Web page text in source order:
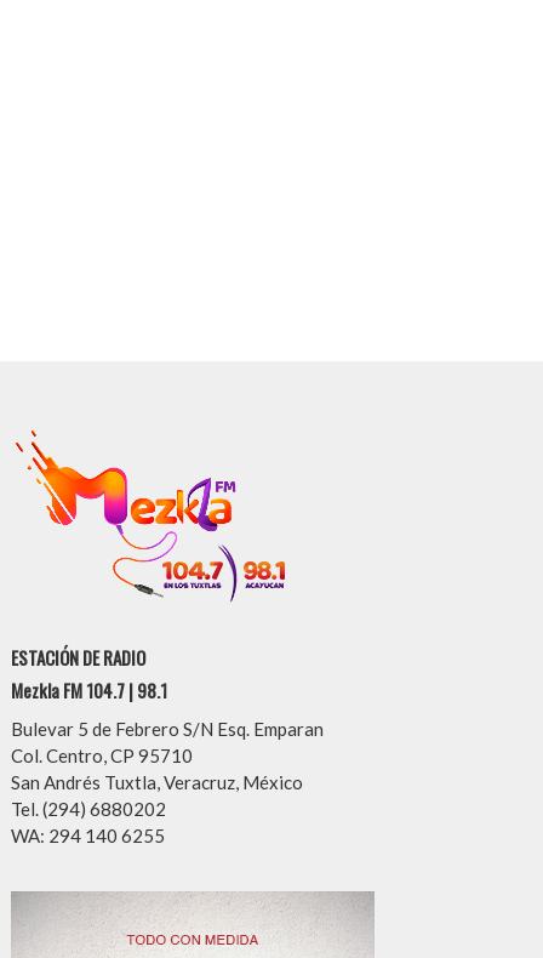
ESTACIÓN DE RADIO
Mezkla FM 104.7 | 98.1
Bulevar 5 de Febrero S/N Esq. Emparan
Col. Centro, CP 95710
San Andrés Tuxtla, Veracruz, México
Tel. (294) 6880202
WA: 294 140 6255